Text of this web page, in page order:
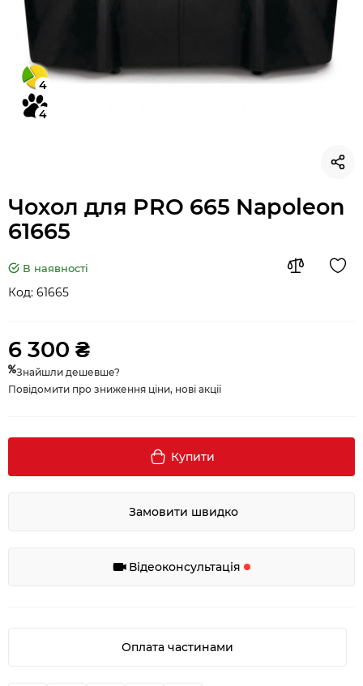
4
4
Чохол для PRO 665 Napoleon
61665
В наявності
Код: 61665
6 300 ₴
Знайшли дешевше?
Повідомити про зниження ціни, нові акції
Купити
Замовити швидко
Відеоконсультація
Оплата частинами